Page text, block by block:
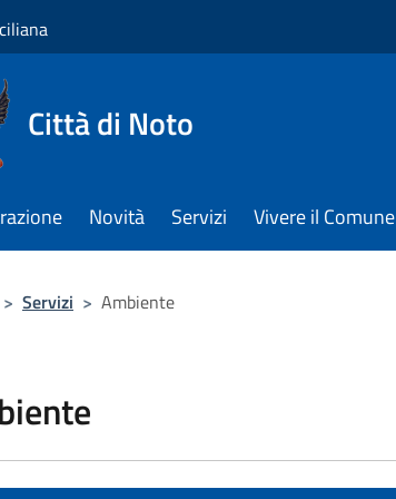
Città di Noto
Novità Servizi Vivere il Comune
> Servizi > Ambiente